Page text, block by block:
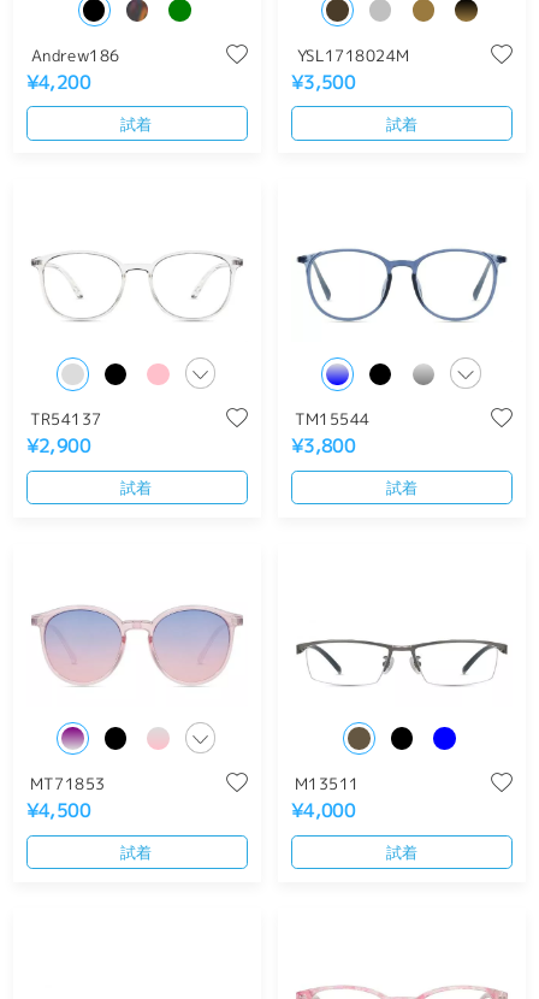
Andrew186
¥4,200
試着
YSL1718024M
¥3,500
試着
TR54137
¥2,900
試着
TM15544
¥3,800
試着
MT71853
¥4,500
試着
M13511
¥4,000
試着